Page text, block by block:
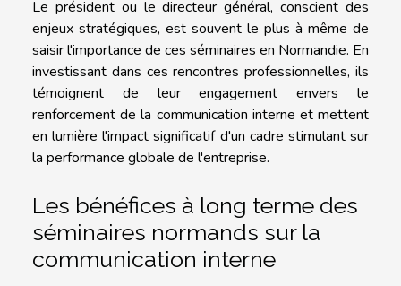
Le président ou le directeur général, conscient des
enjeux stratégiques, est souvent le plus à même de
saisir l'importance de ces séminaires en Normandie. En
investissant dans ces rencontres professionnelles, ils
témoignent de leur engagement envers le
renforcement de la communication interne et mettent
en lumière l'impact significatif d'un cadre stimulant sur
la performance globale de l'entreprise.
Les bénéfices à long terme des
séminaires normands sur la
communication interne